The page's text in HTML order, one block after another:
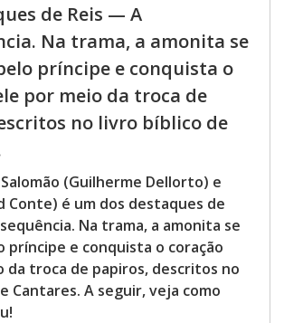
de Reis — A
Na trama, a amonita se
príncipe e conquista o
por meio da troca de
no livro bíblico de
(Guilherme Dellorto) e
Conte) é um dos destaques de
Na trama, a amonita se
príncipe e conquista o coração
da troca de papiros, descritos no
Cantares. A seguir, veja como